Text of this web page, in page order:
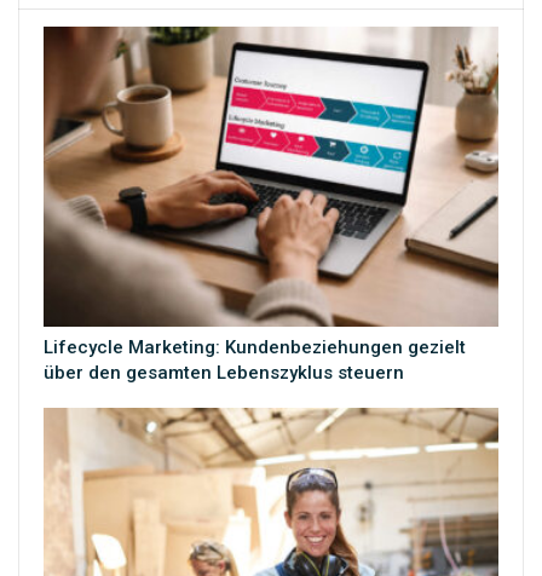
Lifecycle Marketing: Kundenbeziehungen gezielt
über den gesamten Lebenszyklus steuern